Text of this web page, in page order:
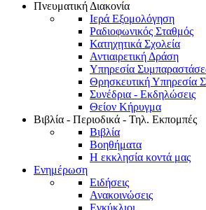
Πνευματική Διακονία
Ιερά Εξομολόγηση
Ραδιοφωνικός Σταθμός
Κατηχητικά Σχολεία
Αντιαιρετική Δράση
Υπηρεσία
Θρησκευτική Υπηρεσία
Συνέδρια - Εκδηλώσεις
Θείον Κήρυγμα
Βιβλία - Περιοδικά - Τηλ. Εκπομπές
Βιβλία
Βοηθήματα
Η εκκλησία κοντά μας
Ενημέρωση
Ειδήσεις
Ανακοινώσεις
Εγκύκλιοι